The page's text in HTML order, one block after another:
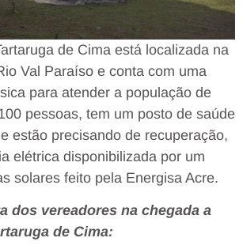
de Cima está localizada na
Val Paraíso e conta com uma
para atender a população de
pessoas, tem um posto de saúde
estão precisando de recuperação,
elétrica disponibilizada por um
solares feito pela Energisa Acre.
dos vereadores na chegada a
de Cima: